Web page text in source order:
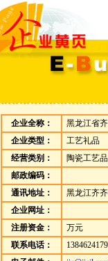
企业全称：
黑龙江省
企业类型：
工艺礼品
经营类别：
陶瓷工艺品
邮政编码：
通讯地址：
黑龙江齐
企业网址：
注册资金：
万元
联系电话：